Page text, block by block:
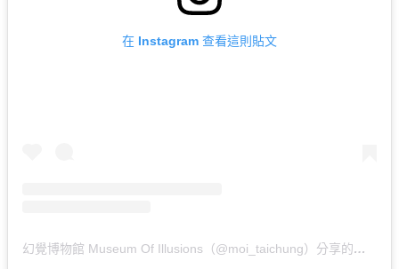
在 Instagram 查看這則貼文
幻覺博物館 Museum Of Illusions（@moi_taichung）分享的貼文